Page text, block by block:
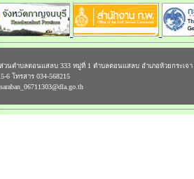
วนตำบลดอนแสลบ 333 หมู่ที่ 1 ตำบลดอนแสลบ อำเภอห้วยกระเจ
6 โทรสาร 034-568215